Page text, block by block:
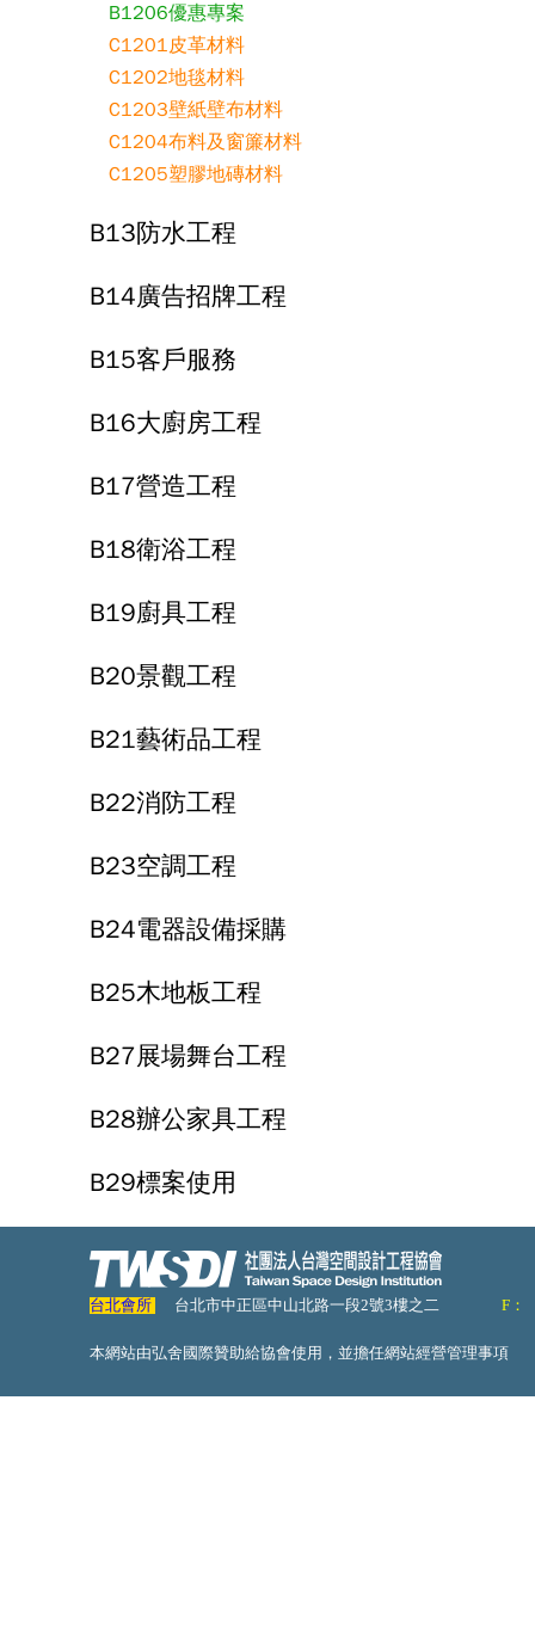
B1206優惠專案
C1201皮革材料
C1202地毯材料
C1203壁紙壁布材料
C1204布料及窗簾材料
C1205塑膠地磚材料
B13防水工程
B14廣告招牌工程
B15客戶服務
B16大廚房工程
B17營造工程
B18衛浴工程
B19廚具工程
B20景觀工程
B21藝術品工程
B22消防工程
B23空調工程
B24電器設備採購
B25木地板工程
B27展場舞台工程
B28辦公家具工程
B29標案使用
台北會所 台北市中正區中山北路一段2號3樓之二 F：
本網站由弘舍國際贊助給協會使用，並擔任網站經營管理事項